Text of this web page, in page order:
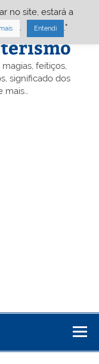
feitiços,
significado dos
mais…
no site, estará a
Entendi ."